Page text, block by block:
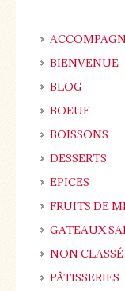
BIENVENUE
BLOG
BOEUF
BOISSONS
DESSERTS
EPICES
FRUITS DE
GATEAUX
NON CLASSÉ
PÂTISSERIES